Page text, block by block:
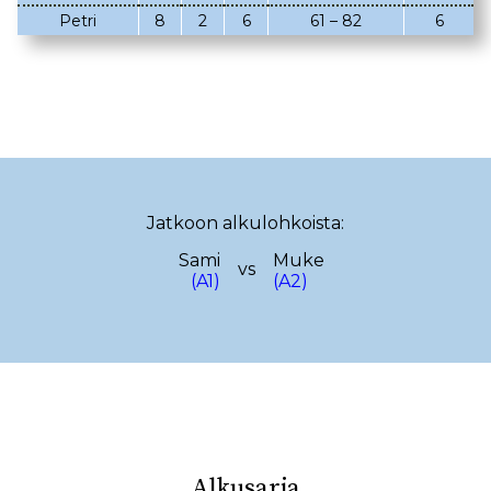
02.03.2023
08.02.2023
22.12.2022
14.12.2022
29.10.2022
19.10.2022
25.09.2022
15.09.2022
18.08.2022
08.08.2022
Petri
8 2 6 61 – 82 6
Jatkoon alkulohkoista:
Sami
(A1)
vs
Muke
(A2)